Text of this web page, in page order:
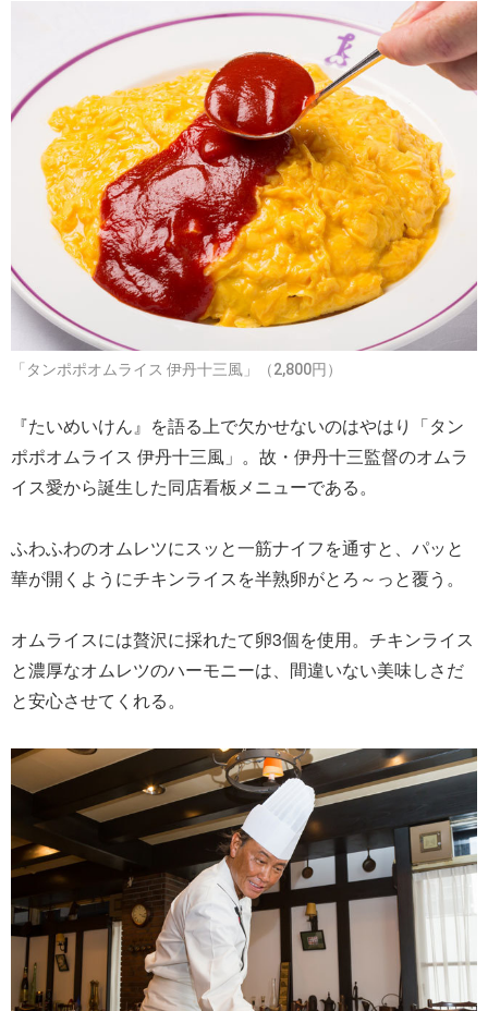
「タンポポオムライス 伊丹十三風」（2,800円）
『たいめいけん』を語る上で欠かせないのはやはり「タン
ポポオムライス 伊丹十三風」。故・伊丹十三監督のオムラ
イス愛から誕生した同店看板メニューである。
ふわふわのオムレツにスッと一筋ナイフを通すと、パッと
華が開くようにチキンライスを半熟卵がとろ～っと覆う。
オムライスには贅沢に採れたて卵3個を使用。チキンライス
と濃厚なオムレツのハーモニーは、間違いない美味しさだ
と安心させてくれる。